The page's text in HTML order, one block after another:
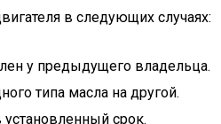
в следующих случаях:
у предыдущего владельца.
типа масла на другой.
срок.